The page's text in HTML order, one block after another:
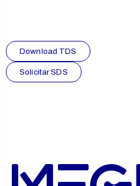
Download TDS
Solicitar SDS